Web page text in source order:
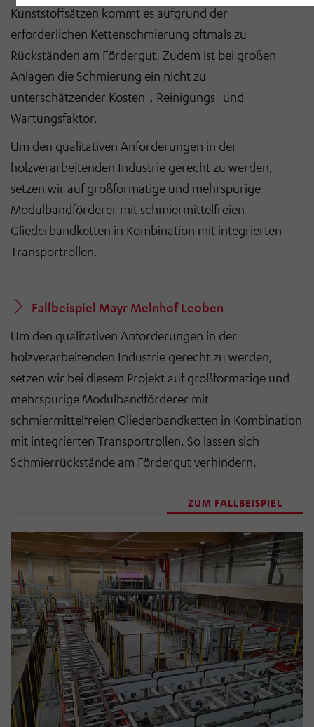
Zukunft widerrufen, indem Sie im Anschluss auf
„Einwilligung widerrufen“ klicken. Über die dortige
Schaltfläche „Einwilligung ändern“ können Sie zudem
Ihre getroffenen Einstellungen anpassen.
Kunststoffsätzen kommt es aufgrund der
erforderlichen Kettenschmierung oftmals zu
Rückständen am Fördergut. Zudem ist bei großen
Anlagen die Schmierung ein nicht zu
unterschätzender Kosten-, Reinigungs- und
Wartungsfaktor.
Um den qualitativen Anforderungen in der
holzverarbeitenden Industrie gerecht zu werden,
setzen wir auf großformatige und mehrspurige
Modulbandförderer mit schmiermittelfreien
Gliederbandketten in Kombination mit integrierten
Transportrollen.
Fallbeispiel Mayr Melnhof Leoben
Um den qualitativen Anforderungen in der
holzverarbeitenden Industrie gerecht zu werden,
setzen wir bei diesem Projekt auf großformatige und
mehrspurige Modulbandförderer mit
schmiermittelfreien Gliederbandketten in Kombination
mit integrierten Transportrollen. So lassen sich
Schmierrückstände am Fördergut verhindern.
ZUM FALLBEISPIEL